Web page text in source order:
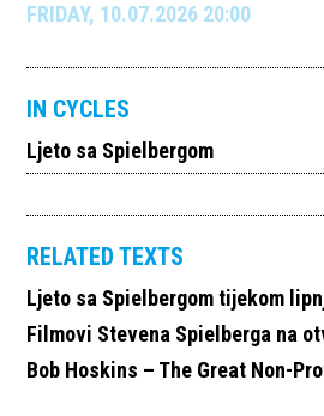
FRIDAY, 10.07.2026 20:00
IN CYCLES
Ljeto sa Spielbergom
RELATED TEXTS
Ljeto sa Spielbergom tijekom
Filmovi Stevena Spielberga na
Bob Hoskins – The Great Non-